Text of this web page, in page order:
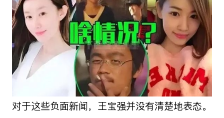
对于这些负面新闻，王宝强并没有清楚地表态。